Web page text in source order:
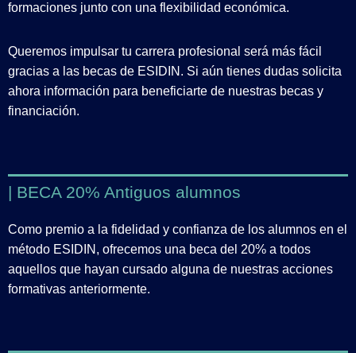
formaciones junto con una flexibilidad económica.
Queremos impulsar tu carrera profesional será más fácil
gracias a las becas de ESIDIN. Si aún tienes dudas solicita
ahora información para beneficiarte de nuestras becas y
financiación.
| BECA 20% Antiguos alumnos
Como premio a la fidelidad y confianza de los alumnos en el
método ESIDIN, ofrecemos una beca del 20% a todos
aquellos que hayan cursado alguna de nuestras acciones
formativas anteriormente.